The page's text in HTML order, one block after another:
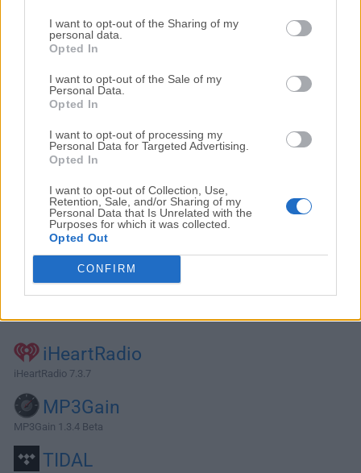
I want to opt-out of the Sharing of my
personal data.
Opted In
I want to opt-out of the Sale of my
Personal Data.
Opted In
I want to opt-out of processing my
Personal Data for Targeted Advertising.
Opted In
I want to opt-out of Collection, Use,
Retention, Sale, and/or Sharing of my
Personal Data that Is Unrelated with the
Purposes for which it was collected.
Opted Out
CONFIRM
iHeartRadio
iHeartRadio 7.3.7
MP3Gain
MP3Gain 1.3.4 Beta
TIDAL